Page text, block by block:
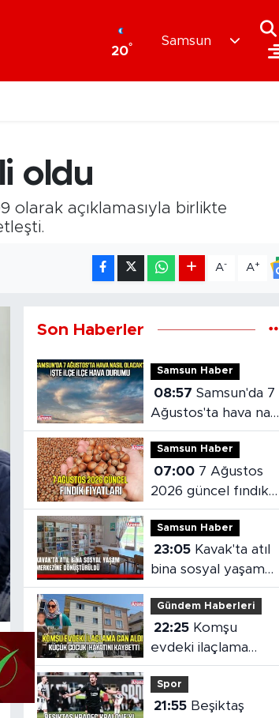
20°
Samsun
oldu
olarak açıklamasıyla birlikte
A- A+
Son Haberler
Samsun Haber
08:57 Samsun'da 7
Ağustos'ta hava nasıl
olacak?
Samsun Haber
07:00
2026 güncel fındık
fiyatları
Samsun Haber
23:05
bina sosyal yaşam
merkezine
dönüştürüldü
Gündem Haberleri
22:25
evdeki ilaçlama
küçük çocuğun
ölümüne neden oldu
Spor
21:55